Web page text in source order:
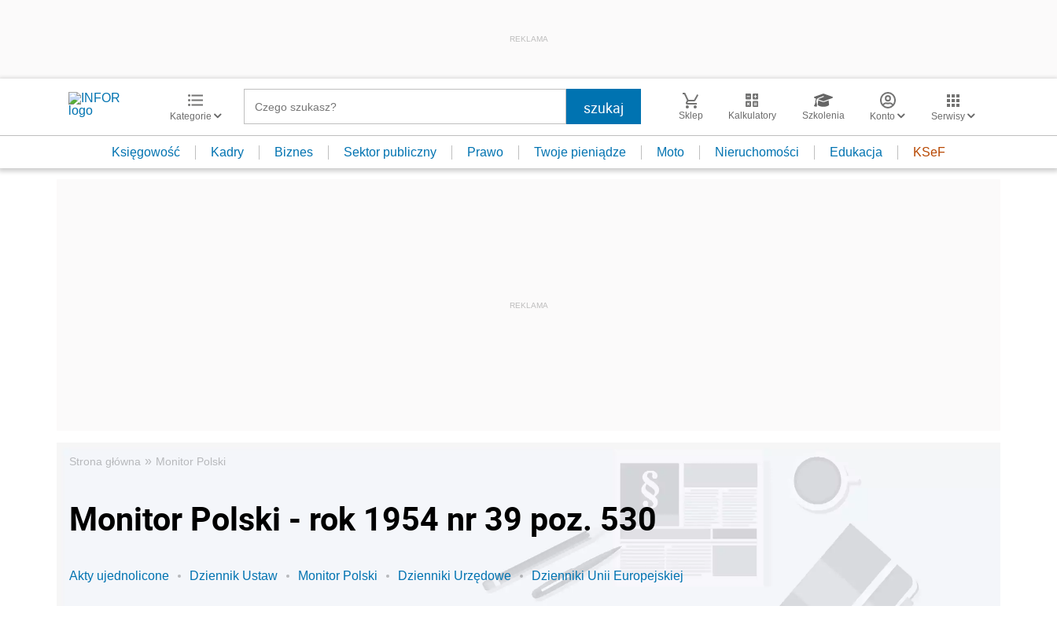
REKLAMA
Kategorie Sklep Kalkulatory Szkolenia Konto Serwisy
Księgowość Kadry Biznes Sektor publiczny Prawo Twoje pieniądze Moto Nieruchomości Edukacja KSeF
Strona główna » Monitor Polski
Monitor Polski - rok 1954 nr 39 poz. 530
Akty ujednolicone Dziennik Ustaw Monitor Polski Dzienniki Urzędowe Dzienniki Unii Europejskiej